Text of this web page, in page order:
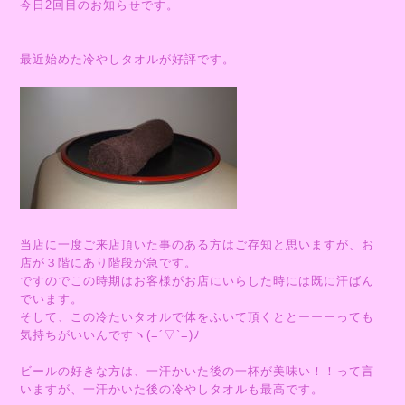
今日2回目のお知らせです。
最近始めた冷やしタオルが好評です。
当店に一度ご来店頂いた事のある方はご存知と思いますが、お
店が３階にあり階段が急です。
ですのでこの時期はお客様がお店にいらした時には既に汗ばん
でいます。
そして、この冷たいタオルで体をふいて頂くととーーーっても
気持ちがいいんですヽ(=´▽`=)ﾉ
ビールの好きな方は、一汗かいた後の一杯が美味い！！って言
いますが、一汗かいた後の冷やしタオルも最高です。